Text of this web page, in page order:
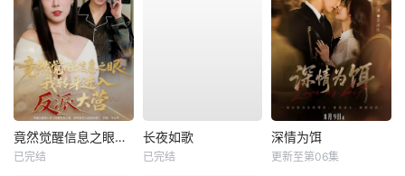
竟然觉醒信息之眼，我转身进入反派大营
已完结
长夜如歌
已完结
深情为饵
更新至第06集